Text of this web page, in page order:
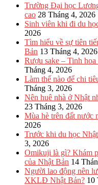
Trường Đại học
cao 28 Tháng 4, 2026
Sinh viên khi đi du
2026
Tìm hiểu về sự tiên
Bản 13 Tháng 4, 2026
Rượu sake – Tinh
Tháng 4, 2026
Làm thế nào để chi
Tháng 3, 2026
Nên huê nhà ở Nhật
23 Tháng 3, 2026
Mùa hè trên đất nước
2026
Trước khi du học
3, 2026
Omikuji là gì? Khám
của Nhật Bản 14
Người lao động nên
XKLĐ Nhật Bản? 10